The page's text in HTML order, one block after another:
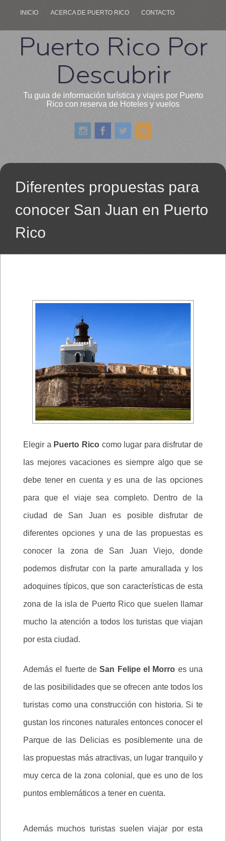
INICIO ACERCA DE PUERTO RICO CONTACTO
Puerto Rico Por
Descubrir
Tu guia de información turística y viajes por Puerto
Rico con reserva de Hoteles y vuelos
Diferentes propuestas para
conocer San Juan en Puerto
Rico
Elegir a Puerto Ricocomo lugar para disfrutar de
las mejores vacaciones es siempre algo que se
debe tener en cuenta y es una de las opciones
para que el viaje sea completo. Dentro de la
ciudad de San Juan es posible disfrutar de
diferentes opciones y una de las propuestas es
conocer la zona de San Juan Viejo, donde
podemos disfrutar con la parte amurallada y los
adoquines típicos, que son características de esta
zona de la isla de Puerto Rico que suelen llamar
mucho la atención a todos los turistas que viajan
por esta ciudad.
Además el fuerte de San Felipe el Morro es una
de las posibilidades que se ofrecen ante todos los
turistas como una construcción con historia. Si te
gustan los rincones naturales entonces conocer el
Parque de las Delicias es posiblemente una de
las propuestas más atractivas, un lugar tranquilo y
muy cerca de la zona colonial, que es uno de los
puntos emblemáticos a tener en cuenta.
Además muchos turistas suelen viajar por esta